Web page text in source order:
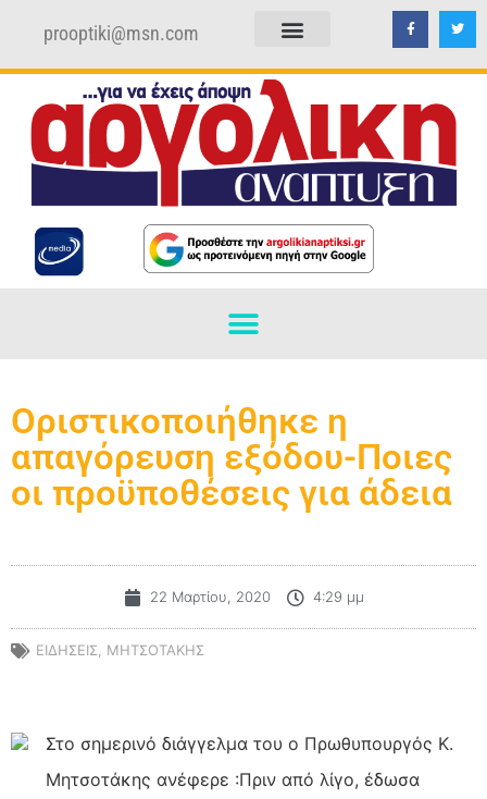
prooptiki@msn.com
Οριστικοποιήθηκε η
απαγόρευση εξόδου-Ποιες
οι προϋποθέσεις για άδεια
22 Μαρτίου, 2020 4:29 μμ
ΕΙΔΗΣΕΙΣ, ΜΗΤΣΟΤΑΚΗΣ
Στο σημερινό διάγγελμα του ο Πρωθυπουργός Κ.
Μητσοτάκης ανέφερε :Πριν από λίγο, έδωσα